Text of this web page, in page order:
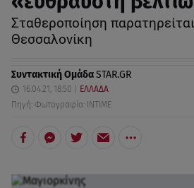
Σταθεροποίηση
Θεσσαλονίκη
Συντακτική ΟμάδαSTAR.GR
16.04.21, 18:50
ΕΛΛΑΔΑ
Πηγή: Φωτογραφία: INTIME